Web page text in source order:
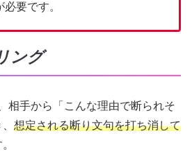
要です。
ング
相手から「こんな理由で断られそ
想定される断り文句を打ち消して